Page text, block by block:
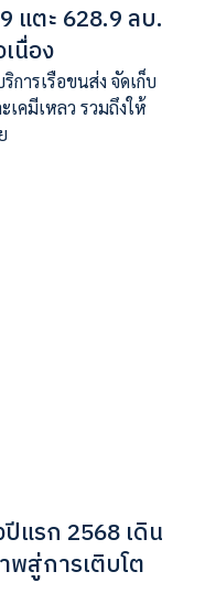
แตะ 628.9 ลบ.
นื่อง
การเรือขนส่ง จัดเก็บ
คมีเหลว รวมถึงให้
แรก 2568 เดิน
พสู่การเติบโต